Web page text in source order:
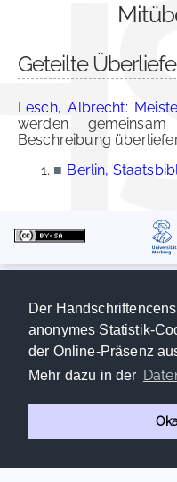
Der
anonymes Statistik-
der Online-Präsenz
Mehr dazu in der
Geteilte
Lesch, Albrecht:
werden
Beschreibung
■ Berlin,